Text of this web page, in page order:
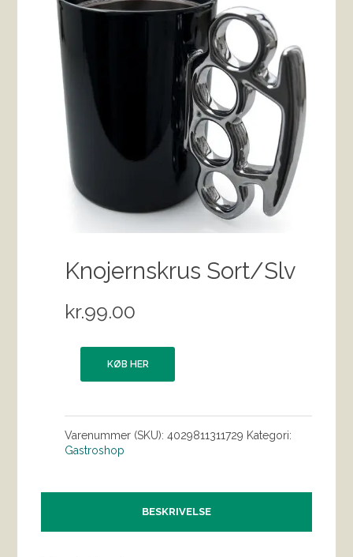
Knojernskrus Sort/Slv
kr.99.00
KØB HER
Varenummer (SKU):4029811311729 Kategori:
Gastroshop
BESKRIVELSE